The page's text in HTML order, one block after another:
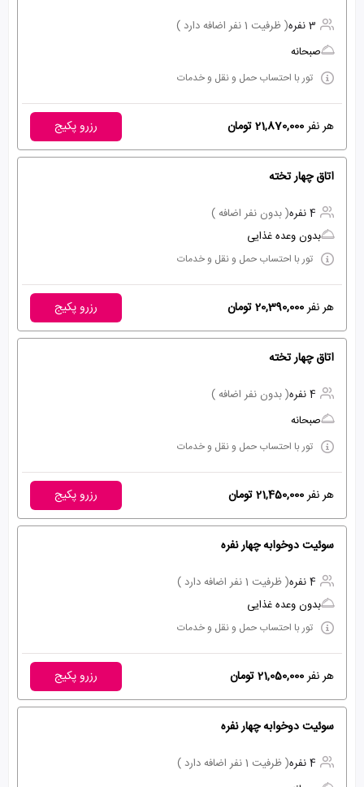
3 نفره
( ظرفیت 1 نفر اضافه دارد )
صبحانه
تور با احتساب حمل و نقل و خدمات
هر نفر21,870,000 تومان رزرو پکیج
اتاق چهار تخته
4 نفره
( بدون نفر اضافه )
بدون وعده غذایی
تور با احتساب حمل و نقل و خدمات
هر نفر20,390,000 تومان رزرو پکیج
اتاق چهار تخته
4 نفره
( بدون نفر اضافه )
صبحانه
تور با احتساب حمل و نقل و خدمات
هر نفر21,450,000 تومان رزرو پکیج
سوئیت دوخوابه چهار نفره
4 نفره
( ظرفیت 1 نفر اضافه دارد )
بدون وعده غذایی
تور با احتساب حمل و نقل و خدمات
هر نفر21,050,000 تومان رزرو پکیج
سوئیت دوخوابه چهار نفره
4 نفره
( ظرفیت 1 نفر اضافه دارد )